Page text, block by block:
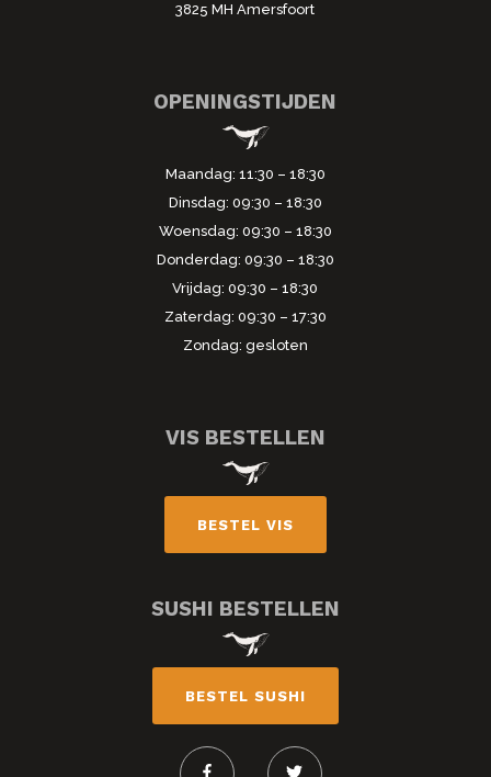
3825 MH Amersfoort
OPENINGSTIJDEN
Maandag: 11:30 – 18:30
Dinsdag: 09:30 – 18:30
Woensdag: 09:30 – 18:30
Donderdag: 09:30 – 18:30
Vrijdag: 09:30 – 18:30
Zaterdag: 09:30 – 17:30
Zondag: gesloten
VIS BESTELLEN
BESTEL VIS
SUSHI BESTELLEN
BESTEL SUSHI